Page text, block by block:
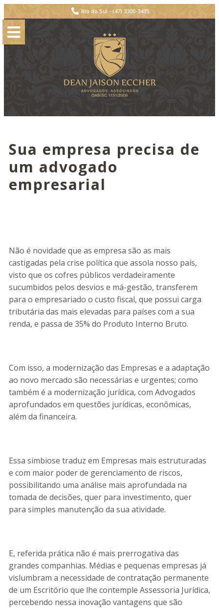
Rio do Sul - (47) 3300-3435
Sua empresa precisa de
um advogado
empresarial
Não é novidade que as empresa são as mais
castigadas pela crise política que assola nosso país,
visto que os cofres públicos verdadeiramente
sucumbidos pelos desvios e má-gestão, transferem
para o empresariado o custo fiscal, que possui carga
tributária das mais elevadas para países com a sua
renda, e passa de 35% do Produto Interno Bruto.
Com isso, a modernização das Empresas e a adaptação
ao novo mercado são necessárias e urgentes; como
também é a modernização jurídica, com Advogados
aprofundados em questões jurídicas, econômicas,
além da financeira.
Essa simbiose traduz em Empresas mais estruturadas
e com maior poder de gerenciamento de riscos,
possibilitando uma análise mais aprofundada na
tomada de decisões, quer para investimento, quer
para simples manutenção da sua atividade.
E, referida prática não é mais prerrogativa das
grandes companhias. Médias e pequenas empresas já
vislumbram a necessidade de contratação permanente
de um Escritório que lhe contemple Assessoria Jurídica,
percebendo nessa inovação vantagens que são